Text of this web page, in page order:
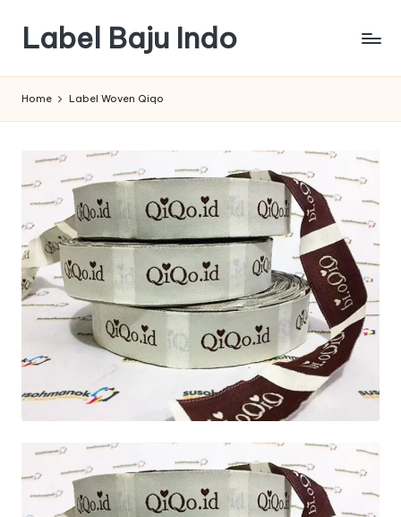
content
Label Baju Indo
Home Label Woven Qiqo